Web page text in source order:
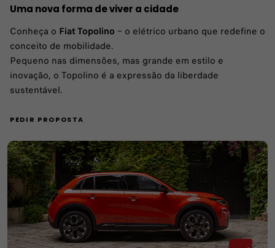
Uma nova forma de viver a cidade
Conheça o Fiat Topolino – o elétrico urbano que redefine o
conceito de mobilidade.
Pequeno nas dimensões, mas grande em estilo e
inovação, o Topolino é a expressão da liberdade
sustentável.
PEDIR PROPOSTA